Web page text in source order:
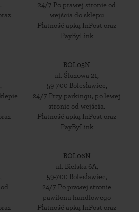
24/7 Po prawej stronie od
wejścia do sklepu
Płatność apką InPost oraz
PayByLink
,
BOL05N
ul. Śluzowa 21,
59-700 Bolesławiec,
24/7 Przy parkingu, po lewej
stronie od wejścia.
Płatność apką InPost oraz
PayByLink
,
BOL06N
ul. Bielska 6A,
59-700 Bolesławiec,
24/7 Po prawej stronie
pawilonu handlowego
Płatność apką InPost oraz